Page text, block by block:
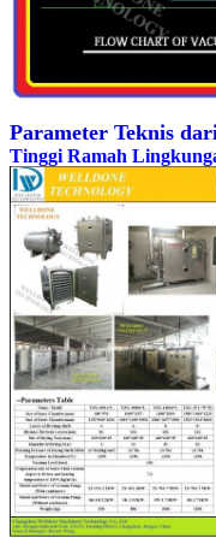
Parameter Teknis
Tinggi Ramah